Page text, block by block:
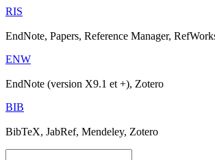
RIS
EndNote, Papers, Reference Manager,
ENW
EndNote (version X9.1 et +), Zotero
BIB
BibTeX, JabRef, Mendeley, Zotero